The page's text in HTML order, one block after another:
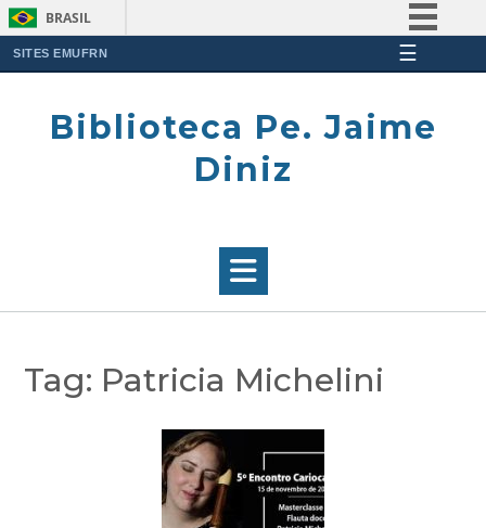
BRASIL
Participe
SITES EMUFRN ☰
Biblioteca Pe. Jaime
Diniz
Tag: Patricia Michelini